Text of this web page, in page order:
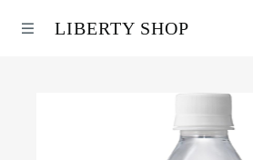
LIBERTY SHOP